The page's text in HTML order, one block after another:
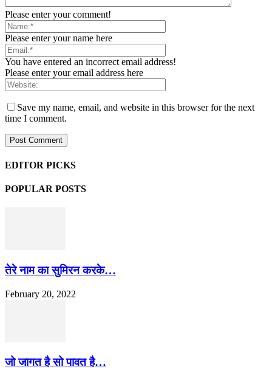
Please enter your comment!
Please enter your name here
You have entered an incorrect email address!
Please enter your email address here
Save my name, email, and website in this browser for the next
time I comment.
EDITOR PICKS
POPULAR POSTS
तेरे नाम का सुमिरन करके…
February 20, 2022
जो जागत है सो पावत है…